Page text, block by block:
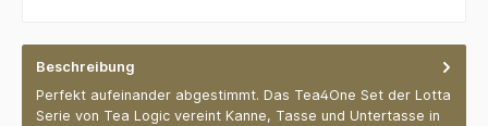
Beschreibung
Perfekt aufeinander abgestimmt. Das Tea4One Set der Lotta
Serie von Tea Logic vereint Kanne, Tasse und Untertasse in